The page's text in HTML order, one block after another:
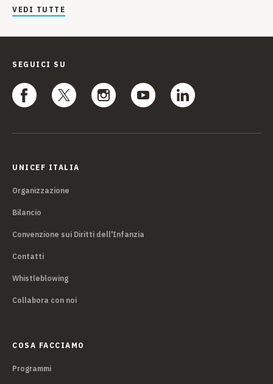
VEDI TUTTE
SEGUICI SU
UNICEF ITALIA
Organizzazione
Bilancio
Convenzione sui Diritti dell'Infanzia
Contatti
Whistleblowing
Collabora con noi
COSA FACCIAMO
Programmi